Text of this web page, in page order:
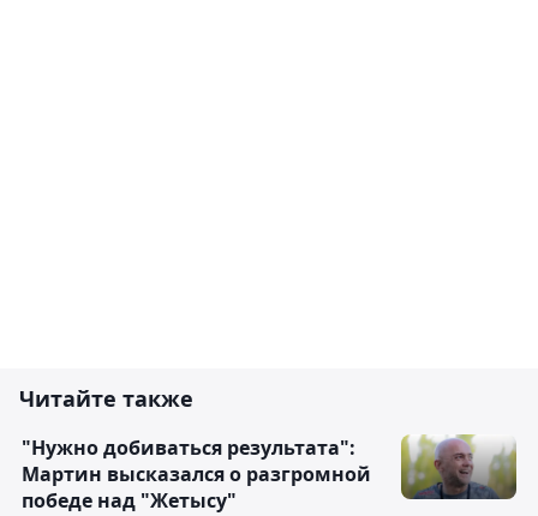
Читайте также
"Нужно добиваться результата":
Мартин высказался о разгромной
победе над "Жетысу"